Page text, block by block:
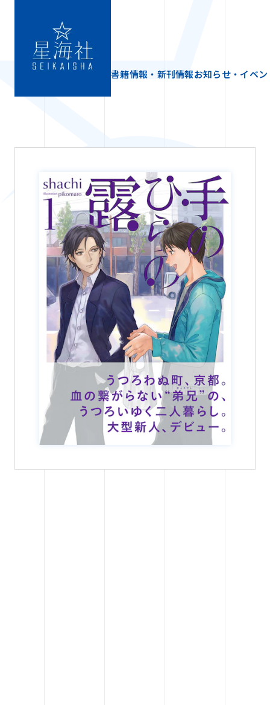
書籍情報・新刊情報お知らせ・イベン